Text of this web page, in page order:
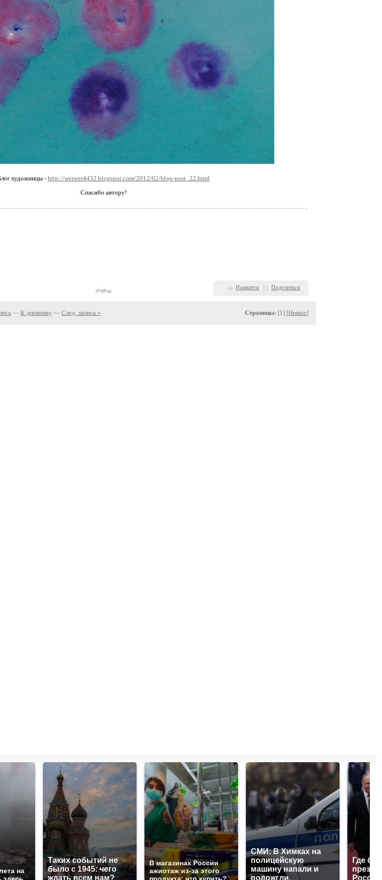
художницы -http://werwer4432.blogspot.com/2012/02/blog-post_22.html
Спасибо автору!
Нравится Поделиться
— К дневнику — След. запись » Страницы: [1] [Новые]
на
Таких событий не
было с 1945: чего
ждать всем нам?
В магазинах России
ажиотаж из-за этого
СМИ: В Химках на
полицейскую
машину напали и
подожгли.
Где